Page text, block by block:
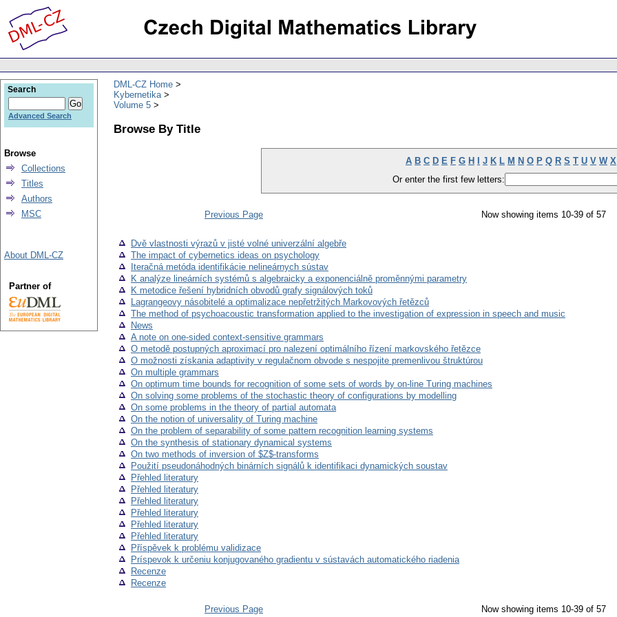
DML-CZ Home
Kybernetika
Volume 5
Browse By Title
A B C D E F G H J K L M N O P Q R S T U V W X
Or enter the first few letters:
Previous Page Now showing items 10-39 of 57
Dvě vlastnosti výrazů v jisté volné univerzální algebře
The impact of cybernetics ideas on psychology
Iteračná metóda identifikácie nelineárnych sústav
K analýze lineárních systémů s algebraicky a exponenciálně proměnnými parametry
K metodice řešení hybridních obvodů grafy signálových toků
Lagrangeovy násobitelé a optimalizace nepřetržitých Markovových řetězců
The method of psychoacoustic transformation applied to the investigation of expression in speech and music
News
A note on one-sided context-sensitive grammars
O metodě postupných aproximací pro nalezení optimálního řízení markovského řetězce
O možnosti získania adaptivity v regulačnom obvode s nespojite premenlivou štruktúrou
On multiple grammars
On optimum time bounds for recognition of some sets of words by on-line Turing machines
On solving some problems of the stochastic theory of configurations by modelling
On some problems in the theory of partial automata
On the notion of universality of Turing machine
On the problem of separability of some pattern recognition learning systems
On the synthesis of stationary dynamical systems
On two methods of inversion of $Z$-transforms
Použití pseudonáhodných binárních signálů k identifikaci dynamických soustav
Přehled literatury
Přehled literatury
Přehled literatury
Přehled literatury
Přehled literatury
Přehled literatury
Příspěvek k problému validizace
Príspevok k určeniu konjugovaného gradientu v sústavách automatického riadenia
Recenze
Recenze
Previous Page Now showing items 10-39 of 57
Search
Advanced Search
Browse
Collections
Titles
Authors
MSC
About DML-CZ
Partner of